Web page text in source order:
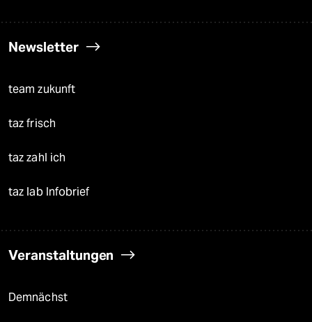
Newsletter
team zukunft
taz frisch
taz zahl ich
taz lab Infobrief
Veranstaltungen
Demnächst